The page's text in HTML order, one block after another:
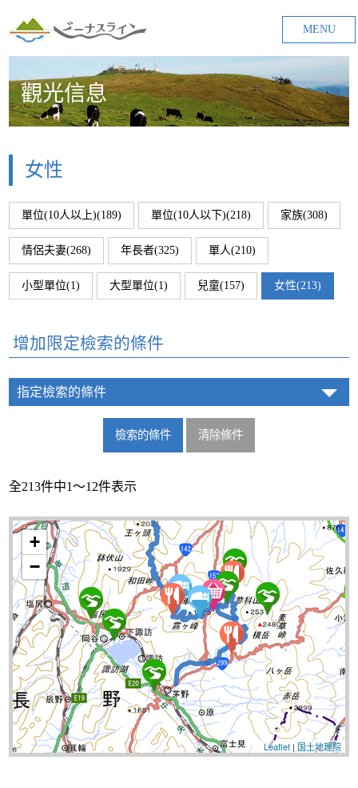
MENU
觀光信息
女性
單位(10人以上)(189) 單位(10人以下)(218) 家族(308)
情侶夫妻(268) 年長者(325) 單人(210)
小型單位(1) 大型單位(1) 兒童(157) 女性(213)
增加限定檢索的條件
指定檢索的條件
全213件中1～12件表示
+
−
Leaflet| 国土地理院